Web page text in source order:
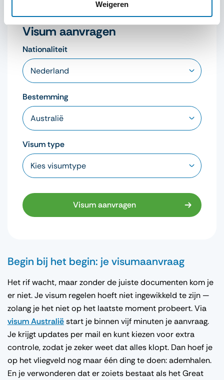
Weigeren
Visum aanvragen
Nationaliteit
Bestemming
Visum type
Visum aanvragen
Begin bij het begin: je visumaanvraag
Het rif wacht, maar zonder de juiste documenten kom je
er niet. Je visum regelen hoeft niet ingewikkeld te zijn —
zolang je het niet op het laatste moment probeert. Via
visum Australiëstart je binnen vijf minuten je aanvraag.
Je krijgt updates per mail en kunt kiezen voor extra
controle, zodat je zeker weet dat alles klopt. Dan hoef je
op het vliegveld nog maar één ding te doen: ademhalen.
En je verwonderen dat er zoiets bestaat als het Great